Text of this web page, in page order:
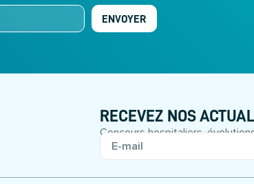
ENVOYER
RECEVEZ NOS
Concours hospitaliers,